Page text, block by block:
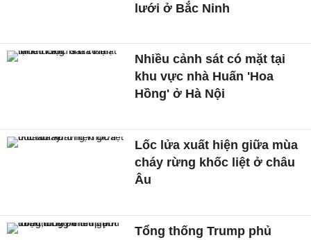
lưới ở Bắc Ninh
Nhiều cảnh sát có mặt tại
khu vực nhà Huấn 'Hoa
Hồng' ở Hà Nội
Lốc lửa xuất hiện giữa mùa
cháy rừng khốc liệt ở châu
Âu
Tổng thống Trump phủ